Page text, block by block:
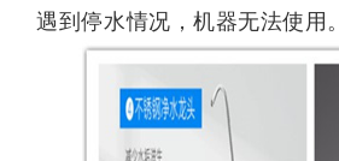
遇到停水情况，机器无法使用。